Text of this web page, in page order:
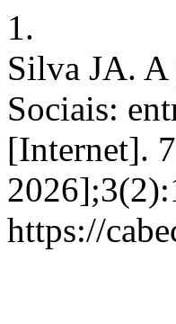
1.
Silva JA. A
Sociais:
[Internet].
https://